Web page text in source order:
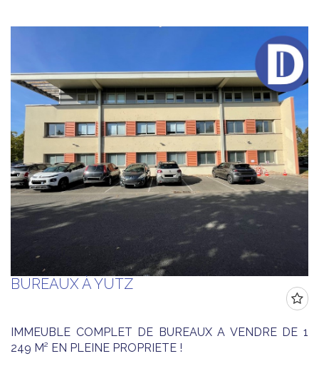
BUREAUX À YUTZ
IMMEUBLE COMPLET DE BUREAUX A VENDRE DE 1
249 M² EN PLEINE PROPRIETE !